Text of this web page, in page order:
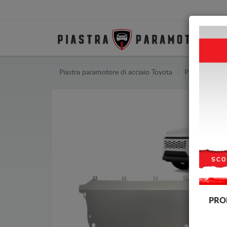
Piastra paramotore di acciaio Toyota Piastra